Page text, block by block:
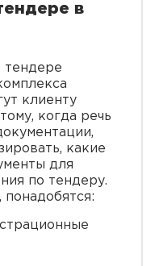
в
тендере
клиенту
когда речь
какие
для
по тендеру.
понадобятся: